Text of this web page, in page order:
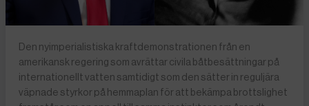
Den nyimperialistiska kraftdemonstrationen från en
amerikansk regering som avrättar civila båtbesättningar på
internationellt vatten samtidigt som den sätter in reguljära
väpnade styrkor på hemmaplan för att bekämpa brottslighet